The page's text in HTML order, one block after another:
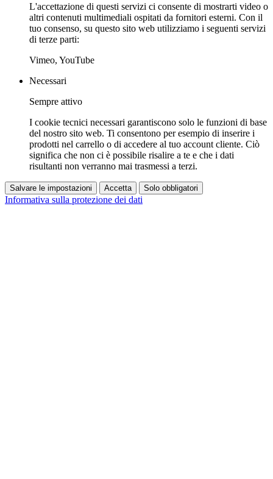
L'accettazione di questi servizi ci consente di mostrarti video o
altri contenuti multimediali ospitati da fornitori esterni. Con il
tuo consenso, su questo sito web utilizziamo i seguenti servizi
di terze parti:
Vimeo, YouTube
Necessari
Sempre attivo
I cookie tecnici necessari garantiscono solo le funzioni di base
del nostro sito web. Ti consentono per esempio di inserire i
prodotti nel carrello o di accedere al tuo account cliente. Ciò
significa che non ci è possibile risalire a te e che i dati
risultanti non verranno mai trasmessi a terzi.
Salvare le impostazioni Accetta Solo obbligatori
Informativa sulla protezione dei dati